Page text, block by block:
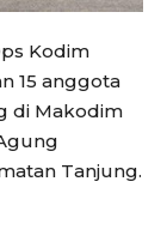
Kodim
15 anggota
di Makodim
Tanjung.